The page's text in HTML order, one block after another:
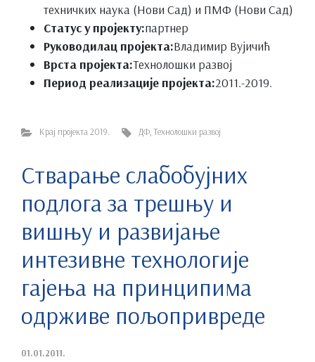
техничких наука (Нови Сад) и ПМФ (Нови Сад)
Статус у пројекту:партнер
Руководилац пројекта:Владимир Вујичић
Врста пројекта:Технолошки развој
Период реализације пројекта:2011.-2019.
Крај пројекта 2019. ДФ ,Технолошки развој
Стварање слабобујних
подлога за трешњу и
вишњу и развијање
интезивне технологије
гајења на принципима
одрживе пољопривреде
01.01.2011.